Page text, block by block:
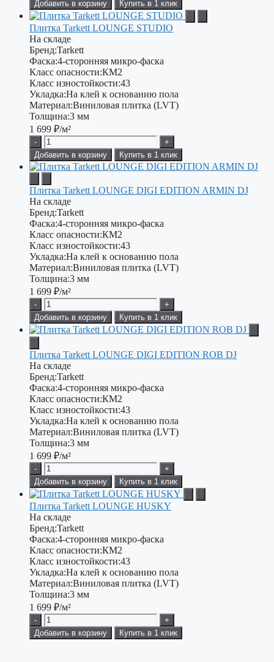
Добавить в корзину Купить в 1 клик
Плитка Tarkett LOUNGE STUDIO
На складе
Бренд:Tarkett
Фаска:4-сторонняя микро-фаска
Класс опасности:КМ2
Класс изностойкости:43
Укладка:На клей к основанию пола
Материал:Виниловая плитка (LVT)
Толщина:3 мм
1 699 ₽/м²
-
+
Добавить в корзину
Купить в 1 клик
Плитка Tarkett LOUNGE DIGI EDITION ARMIN DJ
На складе
Бренд:Tarkett
Фаска:4-сторонняя микро-фаска
Класс опасности:КМ2
Класс изностойкости:43
Укладка:На клей к основанию пола
Материал:Виниловая плитка (LVT)
Толщина:3 мм
1 699 ₽/м²
-
+
Добавить в корзину
Купить в 1 клик
Плитка Tarkett LOUNGE DIGI EDITION ROB DJ
На складе
Бренд:Tarkett
Фаска:4-сторонняя микро-фаска
Класс опасности:КМ2
Класс изностойкости:43
Укладка:На клей к основанию пола
Материал:Виниловая плитка (LVT)
Толщина:3 мм
1 699 ₽/м²
-
+
Добавить в корзину
Купить в 1 клик
Плитка Tarkett LOUNGE HUSKY
На складе
Бренд:Tarkett
Фаска:4-сторонняя микро-фаска
Класс опасности:КМ2
Класс изностойкости:43
Укладка:На клей к основанию пола
Материал:Виниловая плитка (LVT)
Толщина:3 мм
1 699 ₽/м²
-
+
Добавить в корзину
Купить в 1 клик